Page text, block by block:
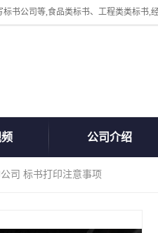
公司介绍
司 标书打印注意事项